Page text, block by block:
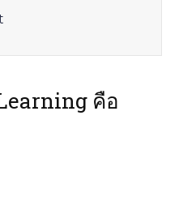
คือ